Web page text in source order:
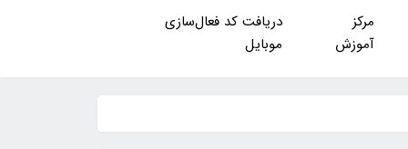
مرکز
آموزش
دریافت کد فعال‌سازی
موبایل